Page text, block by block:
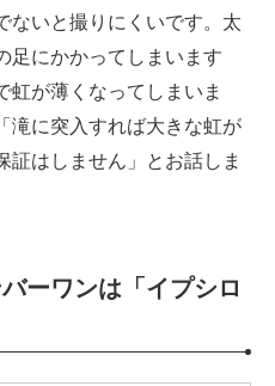
ないと撮りにくいです。太
足にかかってしまいます
虹が薄くなってしまいま
滝に突入すれば大きな虹が
証はしません」とお話しま
ーワンは「イプシロ